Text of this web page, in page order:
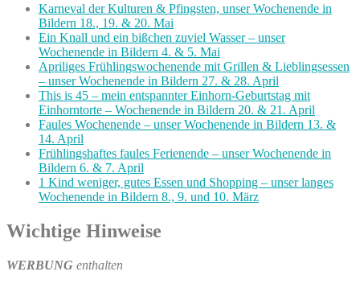
Karneval der Kulturen & Pfingsten, unser Wochenende in
Bildern 18., 19. & 20. Mai
Ein Knall und ein bißchen zuviel Wasser – unser
Wochenende in Bildern 4. & 5. Mai
Apriliges Frühlingswochenende mit Grillen & Lieblingsessen
– unser Wochenende in Bildern 27. & 28. April
This is 45 – mein entspannter Einhorn-Geburtstag mit
Einhorntorte – Wochenende in Bildern 20. & 21. April
Faules Wochenende – unser Wochenende in Bildern 13. &
14. April
Frühlingshaftes faules Ferienende – unser Wochenende in
Bildern 6. & 7. April
1 Kind weniger, gutes Essen und Shopping – unser langes
Wochenende in Bildern 8., 9. und 10. März
Wichtige Hinweise
WERBUNG enthalten